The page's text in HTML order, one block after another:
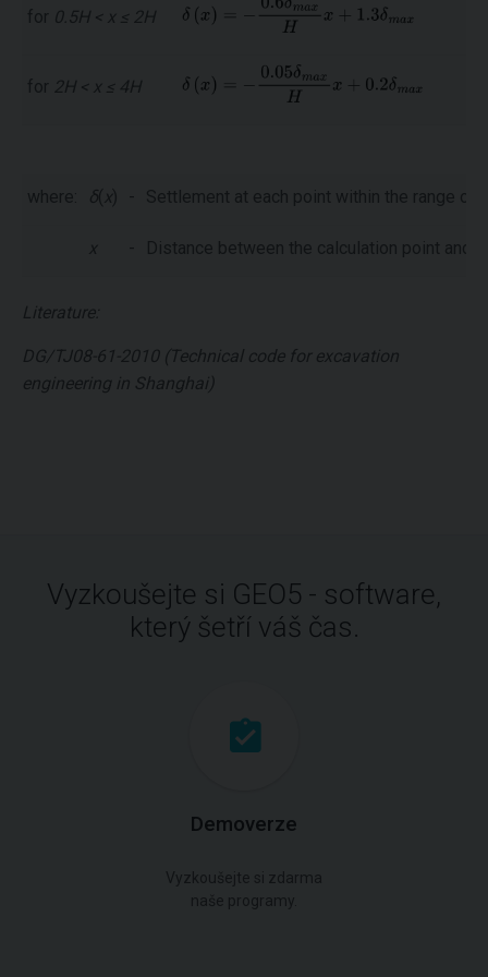
for 0.5H < x ≤ 2H
for 2H < x ≤ 4H
where: δ( x) - Settlement at each point within the range of
x - Distance between the calculation point and
Literature:
DG/TJ08-61-2010 (Technical code for excavation
engineering in Shanghai)
Vyzkoušejte si GEO5 - software,
který šetří váš čas.
Demoverze
Vyzkoušejte si zdarma
naše programy.